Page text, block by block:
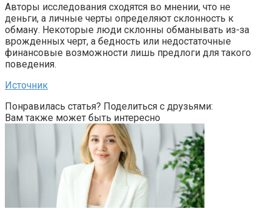
Авторы исследования сходятся во мнении, что не
деньги, а личные черты определяют склонность к
обману. Некоторые люди склонны обманывать из-за
врожденных черт, а бедность или недостаточные
финансовые возможности лишь предлоги для такого
поведения.
Источник
Понравилась статья? Поделиться с друзьями:
Вам также может быть интересно